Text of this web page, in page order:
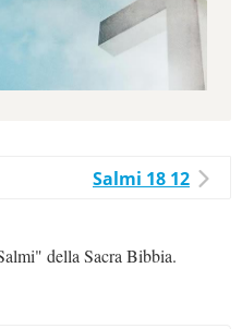
Salmi 18 12
della Sacra Bibbia.